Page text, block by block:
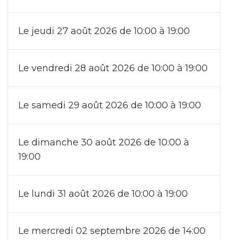
Le jeudi 27 août 2026 de 10:00 à 19:00
Le vendredi 28 août 2026 de 10:00 à 19:00
Le samedi 29 août 2026 de 10:00 à 19:00
Le dimanche 30 août 2026 de 10:00 à
19:00
Le lundi 31 août 2026 de 10:00 à 19:00
Le mercredi 02 septembre 2026 de 14:00